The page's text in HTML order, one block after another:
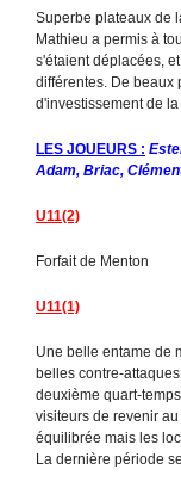
Superbe plateaux de
Mathieu a permis à
s'étaient déplacées,
différentes. De beaux
d'investissement de
LES JOUEURS :
Adam, Briac,
U11(2)
Forfait de Menton
U11(1)
Une belle entame de
belles contre-
deuxième quart-
visiteurs de revenir
équilibrée mais les
La dernière période